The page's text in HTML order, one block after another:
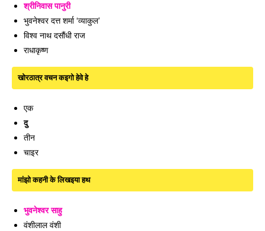
श्रीनिवास पानुरी
भुवनेश्वर दत्त शर्मा ‘व्याकुल’
विश्व नाथ दसौंधी राज
राधाकृष्ण
खोरठात्र वचन कइगो हेवे हे
एक
दु
तीन
चाइर
मांझो कहनी के लिखइया हथ
भुवनेश्वर साहु
वंशीलाल वंशी